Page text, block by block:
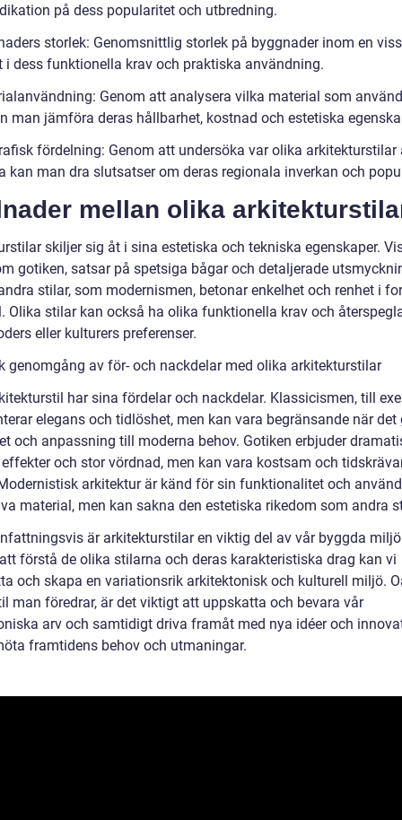
på dess popularitet och utbredning.
storlek: Genomsnittlig storlek på byggnader inom en
i dess funktionella krav och praktiska användning.
Genom att analysera vilka material som
man jämföra deras hållbarhet, kostnad och estetiska
fördelning: Genom att undersöka var olika arkitekturstilar
kan man dra slutsatser om deras regionala inverkan och
mellan olika
skiljer sig åt i sina estetiska och tekniska egenskaper.
gotiken, satsar på spetsiga bågar och detaljerade
stilar, som modernismen, betonar enkelhet och renhet i
Olika stilar kan också ha olika funktionella krav och
eller kulturers preferenser.
genomgång av för- och nackdelar med olika arkitekturstilar
har sina fördelar och nackdelar. Klassicismen, till
elegans och tidlöshet, men kan vara begränsande när det
och anpassning till moderna behov. Gotiken erbjuder
och stor vördnad, men kan vara kostsam och
arkitektur är känd för sin funktionalitet och
material, men kan sakna den estetiska rikedom som andra
är arkitekturstilar en viktig del av vår byggda
förstå de olika stilarna och deras karakteristiska drag kan vi
och skapa en variationsrik arkitektonisk och kulturell miljö.
man föredrar, är det viktigt att uppskatta och bevara vår
arv och samtidigt driva framåt med nya idéer och
framtidens behov och utmaningar.